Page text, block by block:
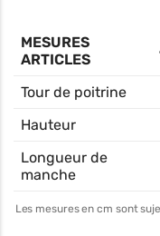
MESURES
ARTICLES
Tour de poitrine
Hauteur
Longueur de
manche
Les mesures en cm sont